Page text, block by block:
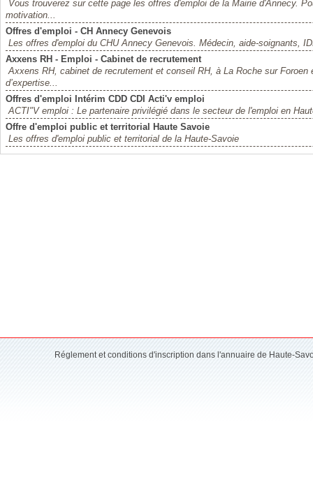
Vous trouverez sur cette page les offres d'emploi de la Mairie d'Annecy.
motivation...
Offres d'emploi - CH Annecy Genevois
Les offres d'emploi du CHU Annecy Genevois. Médecin, aide-soignants,
Axxens RH - Emploi - Cabinet de recrutement
Axxens RH, cabinet de recrutement et conseil RH, à La Roche sur Foroen
d’expertise...
Offres d'emploi Intérim CDD CDI Acti'v emploi
ACTI"V emploi : Le partenaire privilégié dans le secteur de l'emploi en
Offre d'emploi public et territorial Haute Savoie
Les offres d'emploi public et territorial de la Haute-Savoie
Réglement et conditions d'inscription dans l'annuaire de Haute-